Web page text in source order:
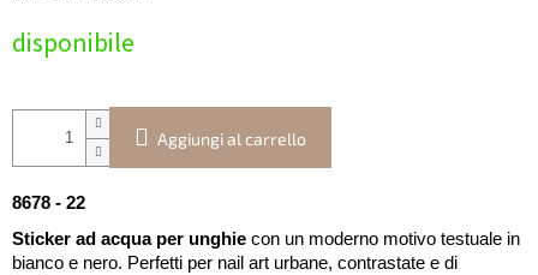
della
disponibile
Aggiungi al carrello
8678 - 22
Sticker ad acqua per unghie con un moderno motivo testuale in
bianco e nero. Perfetti per nail art urbane, contrastate e di